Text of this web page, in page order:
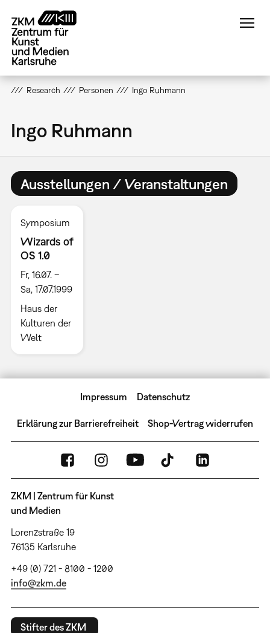
zum
Inhalt
Research Personen Ingo Ruhmann
Ingo Ruhmann
Ausstellungen / Veranstaltungen
Symposium
Wizards of
OS 1.0
Fr, 16.07. –
Sa, 17.07.1999
Haus der
Kulturen der
Welt
Impressum Datenschutz
Erklärung zur Barrierefreiheit Shop-Vertrag widerrufen
ZKM | Zentrum für Kunst
und Medien
Lorenzstraße 19
76135 Karlsruhe
+49 (0) 721 - 8100 - 1200
info@zkm.de
Stifter des ZKM